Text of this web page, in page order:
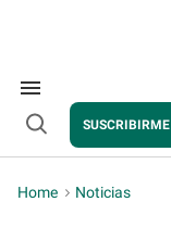
Search
&
Section
Navigation
Open
SUSCRIBIRME
Home > Noticias